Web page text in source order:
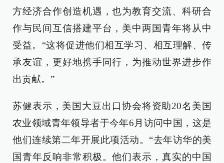
方经济合作创造机遇，也为教育交流、科研合
作与民间互信搭建平台，美中两国青年将从中
受益。“这将促进他们相互学习、相互理解、传
承友谊，更好地携手同行，为推动世界进步作
出贡献。”
苏健表示，美国大豆出口协会将资助20名美国
农业领域青年领导者于今年6月访问中国，这是
他们连续第二年开展此项活动。“去年访华的美
国青年反响非常积极。他们表示，真实的中国